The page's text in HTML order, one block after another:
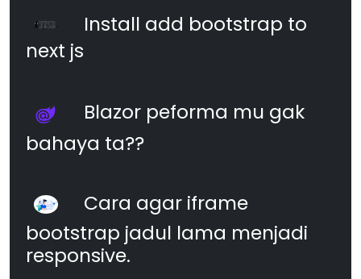
Install add bootstrap to
next js
Blazor peforma mu gak
bahaya ta??
Cara agar iframe
bootstrap jadul lama menjadi
responsive.